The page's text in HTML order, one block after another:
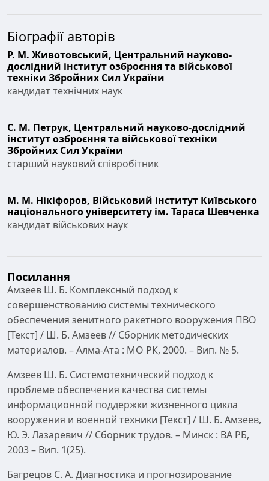
Біографії авторів
Р. М. Животовський, Центральний науково-
дослідний інститут озброєння та військової
техніки Збройних Сил України
кандидат технічних наук
С. М. Петрук, Центральний науково-дослідний
інститут озброєння та військової техніки
Збройних Сил України
cтарший науковий співробітник
М. М. Нікіфоров, Військовий інститут Київського
національного університету ім. Тараса Шевченка
кандидат військових наук
Посилання
Амзеев Ш. Б. Комплексный подход к
совершенствованию системы технического
обеспечения зенитного ракетного вооружения ПВО
[Текст] / Ш. Б. Амзеев // Сборник методических
материалов. – Алма-Ата : МО РК, 2000. – Вип. № 5.
Амзеев Ш. Б. Системотехнический подход к
проблеме обеспечения качества системы
информационной поддержки жизненного цикла
вооружения и военной техники [Текст] / Ш. Б. Амзеев,
Ю. Э. Лазаревич // Сборник трудов. – Минск : ВА РБ,
2003 – Вип. 1(25).
Багрецов С. А. Диагностика и прогнозирование